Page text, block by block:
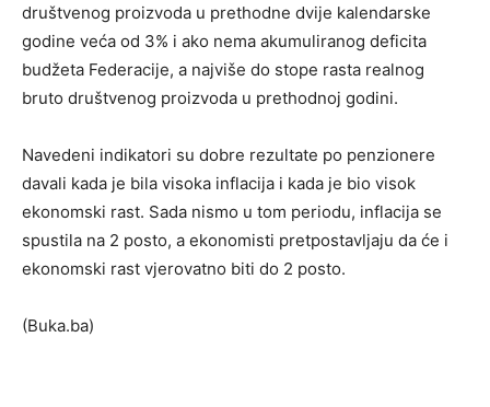
društvenog proizvoda u prethodne dvije kalendarske
godine veća od 3% i ako nema akumuliranog deficita
budžeta Federacije, a najviše do stope rasta realnog
bruto društvenog proizvoda u prethodnoj godini.
Navedeni indikatori su dobre rezultate po penzionere
davali kada je bila visoka inflacija i kada je bio visok
ekonomski rast. Sada nismo u tom periodu, inflacija se
spustila na 2 posto, a ekonomisti pretpostavljaju da će i
ekonomski rast vjerovatno biti do 2 posto.
(Buka.ba)